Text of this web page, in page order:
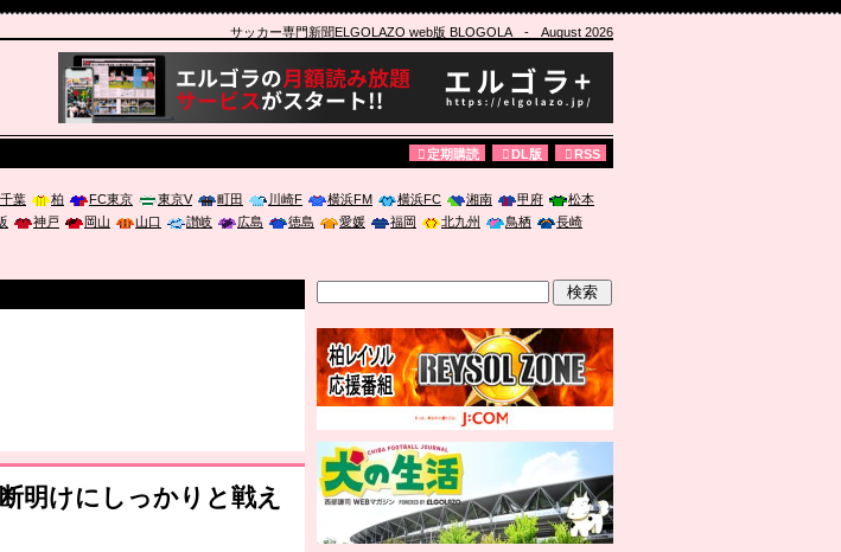
サッカー専門新聞ELGOLAZO web版 BLOGOLA- August 2026
定期購読 DL版 RSS
千葉 柏 FC東京 東京V 町田 川崎F 横浜FM 横浜FC 湘南 甲府
松本
神戸 岡山 山口 讃岐 広島 徳島 愛媛 福岡 北九州 鳥栖
長崎
～エネルギー危機時代の猛暑対策～」に登壇
明けにしっかりと戦え